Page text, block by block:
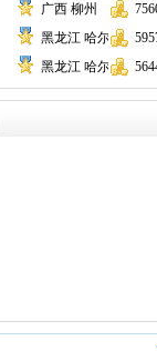
广西 柳州
黑龙江 哈尔滨
黑龙江 哈尔滨